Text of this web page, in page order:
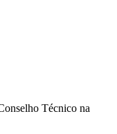
Técnico na